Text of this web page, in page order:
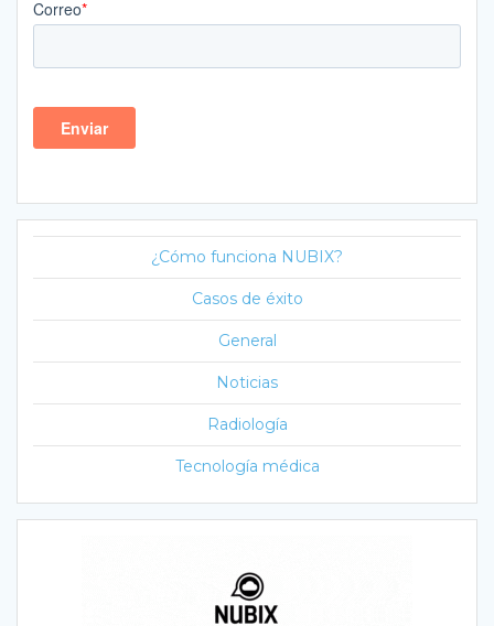
¿Cómo funciona NUBIX?
Casos de éxito
General
Noticias
Radiología
Tecnología médica